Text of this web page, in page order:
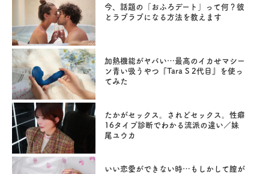
今、話題の「おふろデート」って何？彼
とラブラブになる方法を教えます
加熱機能がヤバい…最高のイカせマシー
ン青い吸うやつ『Tara S 2代目』を使っ
てみた
たかがセックス。されどセックス。性癖
16タイプ診断でわかる流派の違い／妹
尾ユウカ
いい恋愛ができない時…もしかして膣が